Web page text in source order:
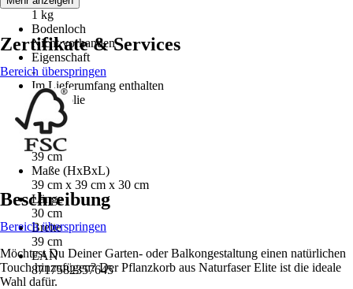
1 kg
Bodenloch
Nicht vorhanden
Eigenschaft
-
Im Lieferumfang enthalten
Pflanzfolie
Serie
Leah
Höhe
39 cm
Maße (HxBxL)
39 cm x 39 cm x 30 cm
Länge
30 cm
Breite
39 cm
EAN
8717582357645
Zertifikate & Services
Bereich überspringen
Beschreibung
Bereich überspringen
Möchtest Du Deiner Garten- oder Balkongestaltung einen natürlichen
Touch hinzufügen? Der Pflanzkorb aus Naturfaser Elite ist die ideale
Wahl dafür.